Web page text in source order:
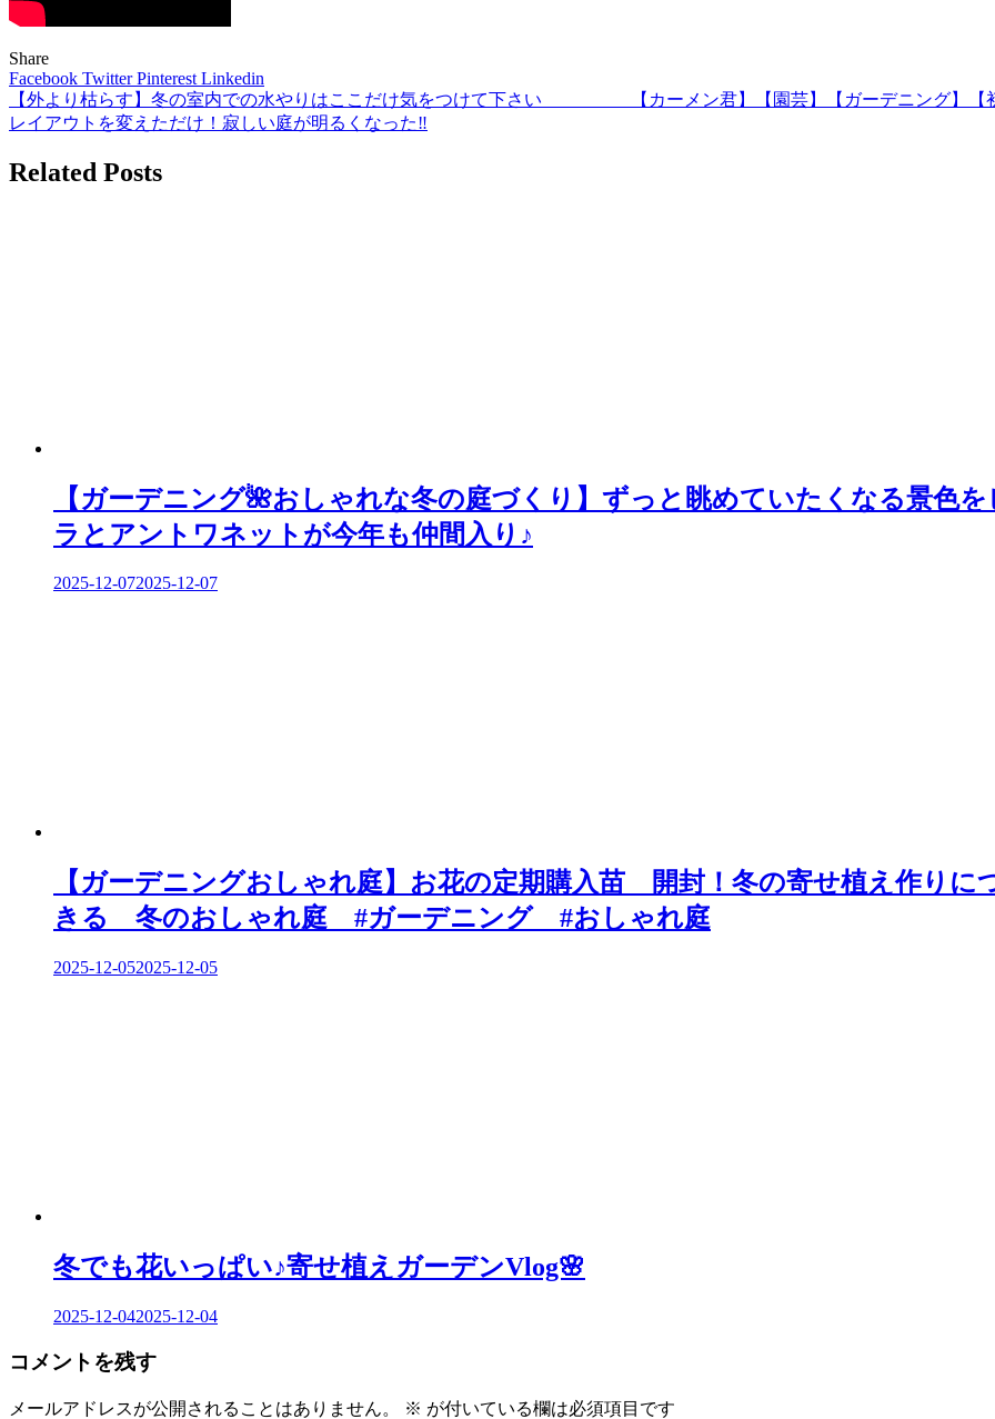
Share
Facebook TwitterPinterest Linkedin
投
稿
ナ
【外より枯らす】冬の室内での水やりはここだけ気をつけて下さい 【カーメン君】【園芸】【ガーデニング】【
レイアウトを変えただけ！寂しい庭が明るくなった‼︎
Related Posts
【ガーデニング🌺おしゃれな冬の庭づくり】ずっと眺めていたくなる景色
ラとアントワネットが今年も仲間入り♪
2025-12-072025-12-07
【ガーデニングおしゃれ庭】お花の定期購入苗 開封！冬の寄せ植え作り
きる 冬のおしゃれ庭 #ガーデニング #おしゃれ庭
2025-12-052025-12-05
冬でも花いっぱい♪寄せ植えガーデンVlog🌸
2025-12-042025-12-04
コメントを残す
メールアドレスが公開されることはありません。 ※ が付いている欄は必須項目です